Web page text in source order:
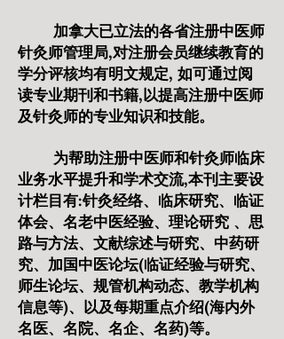
加拿大已立法的各省注册中医师
针灸师管理局,对注册会员继续教育的
学分评核均有明文规定, 如可通过阅
读专业期刊和书籍,以提高注册中医师
及针灸师的专业知识和技能。
为帮助注册中医师和针灸师临床
业务水平提升和学术交流,本刊主要设
计栏目有:针灸经络、临床研究、临证
体会、名老中医经验、理论研究 、思
路与方法、文献综述与研究、中药研
究、加国中医论坛(临证经验与研究、
师生论坛、规管机构动态、教学机构
信息等)、以及每期重点介绍(海内外
名医、名院、名企、名药)等。